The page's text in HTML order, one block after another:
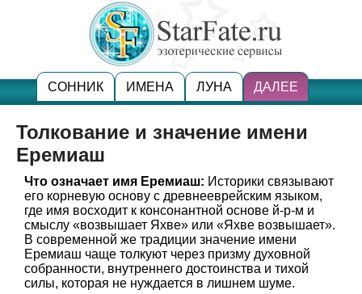
СОННИК ИМЕНА ЛУНА ДАЛЕЕ
Толкование и значение имени
Еремиаш
Что означает имя Еремиаш: Историки связывают
его корневую основу с древнееврейским языком,
где имя восходит к консонантной основе й-р-м и
смыслу «возвышает Яхве» или «Яхве возвышает».
В современной же традиции значение имени
Еремиаш чаще толкуют через призму духовной
собранности, внутреннего достоинства и тихой
силы, которая не нуждается в лишнем шуме.